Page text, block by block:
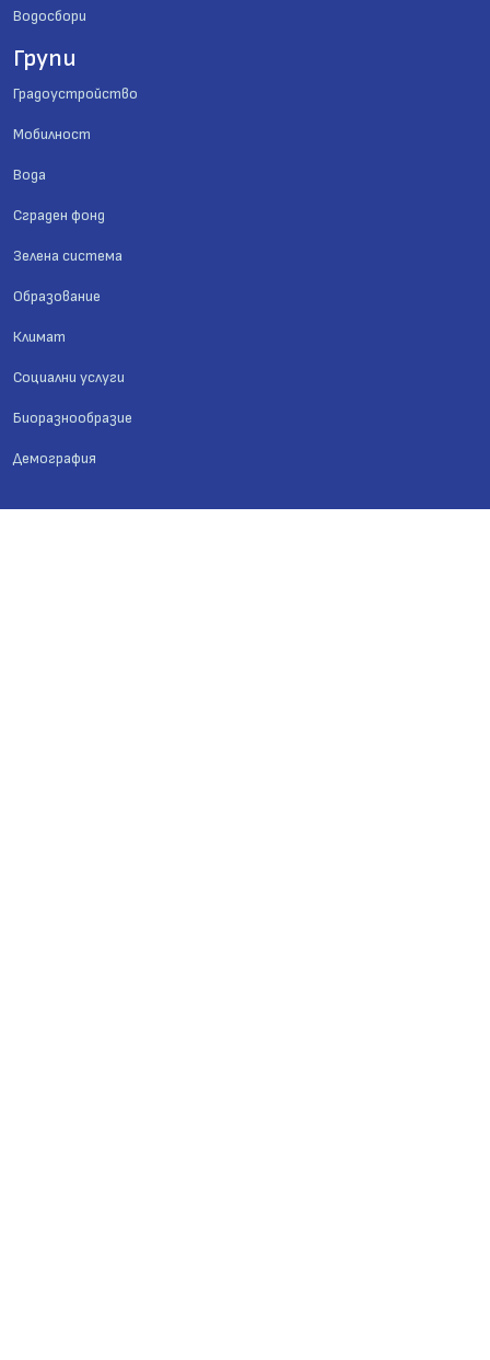
Водосбори
Групи
Градоустройство
Мобилност
Вода
Сграден фонд
Зелена система
Образование
Климат
Социални услуги
Биоразнообразие
Демография